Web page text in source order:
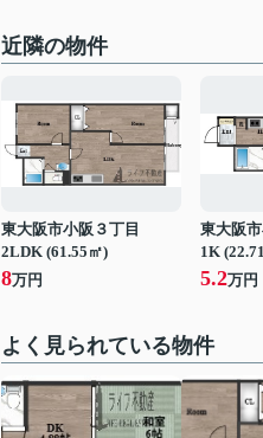
近隣の物件
東大阪市小阪３丁目
2LDK (61.55㎡)
8万円
東大阪
1K
5.2万円
よく見られている物件